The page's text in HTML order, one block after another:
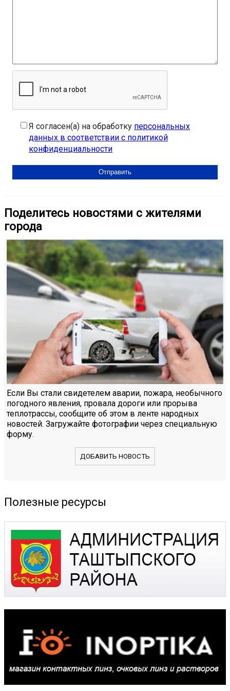
Я согласен(а) на обработку персональных
данных в соответствии с политикой
конфиденциальности
Поделитесь новостями с жителями
города
Если Вы стали свидетелем аварии, пожара, необычного
погодного явления, провала дороги или прорыва
теплотрассы, сообщите об этом в ленте народных
новостей. Загружайте фотографии через специальную
форму.
ДОБАВИТЬ НОВОСТЬ
Полезные ресурсы